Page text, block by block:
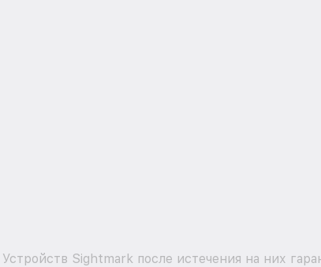
Sightmark после истечения на них